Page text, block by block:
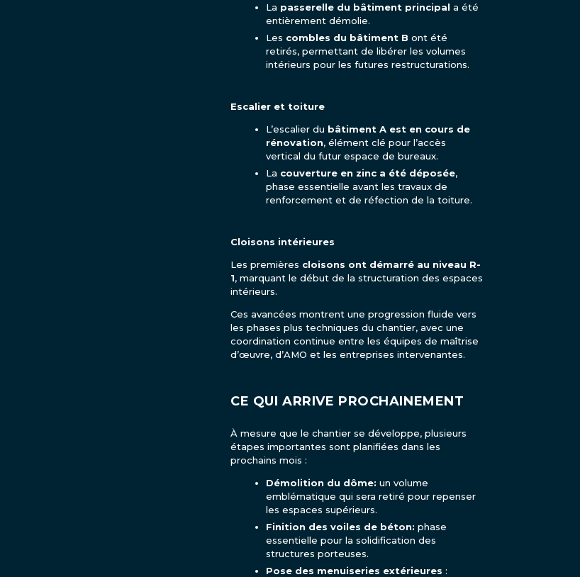
La passerelle du bâtiment principal a été
entièrement démolie.
Les combles du bâtiment B ont été
retirés, permettant de libérer les volumes
intérieurs pour les futures restructurations.
Escalier et toiture
L’escalier du bâtiment A est en cours de
rénovation, élément clé pour l’accès
vertical du futur espace de bureaux.
La couverture en zinc a été déposée,
phase essentielle avant les travaux de
renforcement et de réfection de la toiture.
Cloisons intérieures
Les premières cloisons ont démarré au niveau R-
1, marquant le début de la structuration des espaces
intérieurs.
Ces avancées montrent une progression fluide vers
les phases plus techniques du chantier, avec une
coordination continue entre les équipes de maîtrise
d’œuvre, d’AMO et les entreprises intervenantes.
CE QUI ARRIVE PROCHAINEMENT
À mesure que le chantier se développe, plusieurs
étapes importantes sont planifiées dans les
prochains mois :
Démolition du dôme: un volume
emblématique qui sera retiré pour repenser
les espaces supérieurs.
Finition des voiles de béton: phase
essentielle pour la solidification des
structures porteuses.
Pose des menuiseries extérieures :